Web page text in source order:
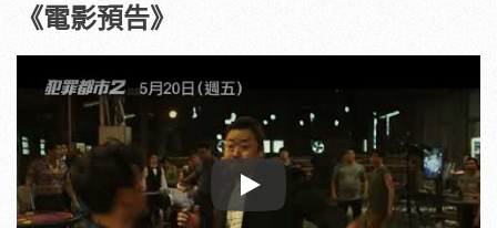
《電影預告》
Play